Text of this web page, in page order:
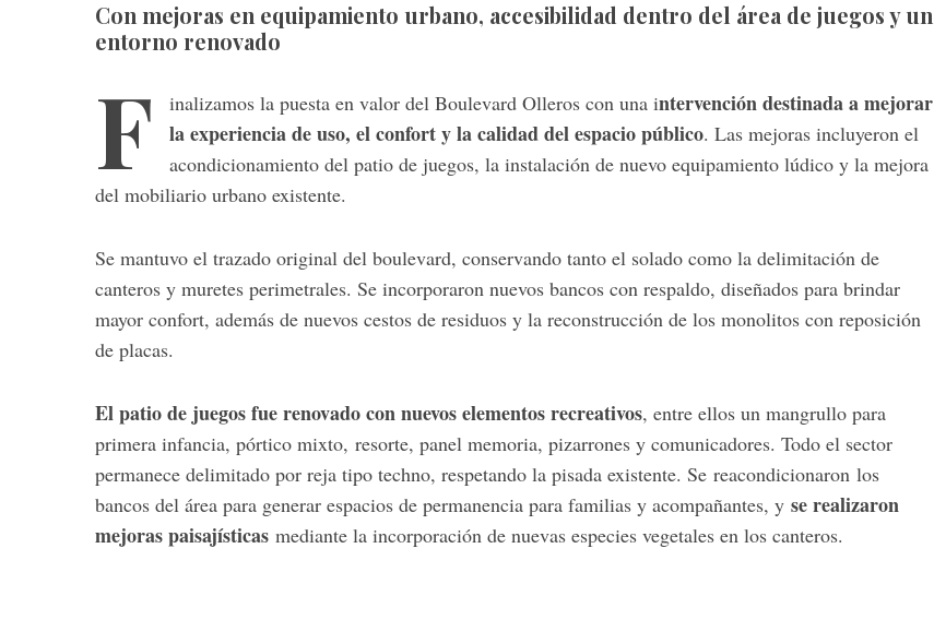
Con mejoras en equipamiento urbano, accesibilidad dentro del área de juegos y un
entorno renovado
F inalizamos la puesta en valor del Boulevard Olleros con una intervención destinada a mejorar
la experiencia de uso, el confort y la calidad del espacio público. Las mejoras incluyeron el
acondicionamiento del patio de juegos, la instalación de nuevo equipamiento lúdico y la mejora
del mobiliario urbano existente.
Se mantuvo el trazado original del boulevard, conservando tanto el solado como la delimitación de
canteros y muretes perimetrales. Se incorporaron nuevos bancos con respaldo, diseñados para brindar
mayor confort, además de nuevos cestos de residuos y la reconstrucción de los monolitos con reposición
de placas.
El patio de juegos fue renovado con nuevos elementos recreativos, entre ellos un mangrullo para
primera infancia, pórtico mixto, resorte, panel memoria, pizarrones y comunicadores. Todo el sector
permanece delimitado por reja tipo techno, respetando la pisada existente. Se reacondicionaron los
bancos del área para generar espacios de permanencia para familias y acompañantes, y se realizaron
mejoras paisajísticas mediante la incorporación de nuevas especies vegetales en los canteros.
S
e
a